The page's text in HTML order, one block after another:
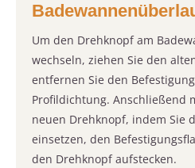
Um den Drehknopf am
wechseln, ziehen Sie den
entfernen Sie den
Profildichtung. Anschließend
neuen Drehknopf, indem Sie
einsetzen, den
den Drehknopf aufstecken.